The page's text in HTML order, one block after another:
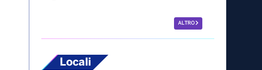
ALTRO
Locali